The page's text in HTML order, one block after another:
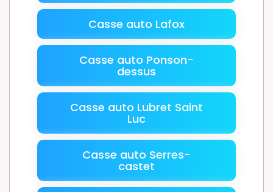
Casse auto Lafox
Casse auto Ponson-
dessus
Casse auto Lubret Saint
Luc
Casse auto Serres-
castet